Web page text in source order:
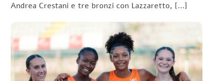
Andrea Crestani e tre bronzi con Lazzaretto, […]